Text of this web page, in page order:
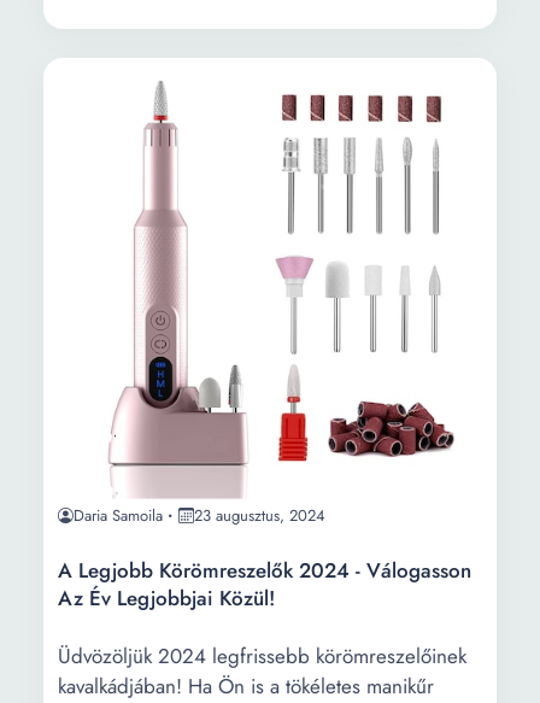
Daria Samoila 23 augusztus, 2024
A Legjobb Körömreszelők 2024 - Válogasson
Az Év Legjobbjai Közül!
Üdvözöljük 2024 legfrissebb körömreszelőinek
kavalkádjában! Ha Ön is a tökéletes manikűr